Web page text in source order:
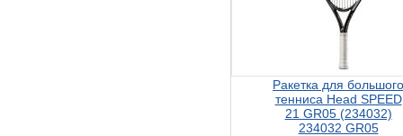
Ракетка для
тенниса Head SPEED
21 GR05 (234032)
234032 GR05